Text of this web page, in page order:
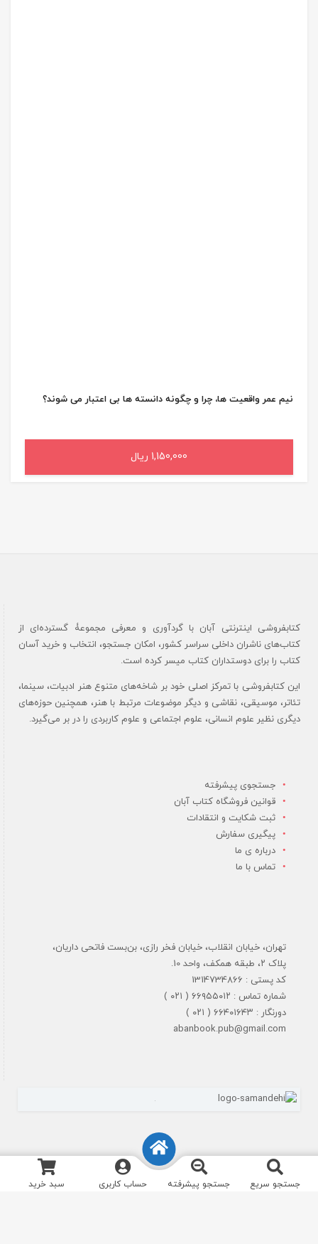
نیم عمر واقعیت ها، چرا و چگونه دانسته ها بی اعتبار می شوند؟
1,150,000 ریال
افزودن به سبد خرید
کتابفروشی اینترنتی آبان با گردآوری و معرفی مجموعۀ گسترده‌ای از
کتاب‌های ناشران داخلی سراسر کشور، امکان جستجو، انتخاب و خرید آسان
کتاب را برای دوستداران کتاب میسر کرده است.
این کتابفروشی با تمرکز اصلی خود بر شاخه‌های متنوع هنر ادبیات، سینما،
تئاتر، موسیقی، نقاشی و دیگر موضوعات مرتبط با هنر، همچنین حوزه‌های
دیگری نظیر علوم انسانی، علوم اجتماعی و علوم کاربردی را در بر می‌گیرد.
جستجوی پیشرفته
قوانین فروشگاه کتاب آبان
ثبت شکایت و انتقادات
پیگیری سفارش
درباره ی ما
تماس با ما
تهران، خیابان انقلاب، خیابان فخر رازی، بن‌بست فاتحی داریان،
پلاک ۲، طبقه همکف، واحد 10.
کد پستی : 1314734866
شماره تماس : ۶۶۹۵۵۰۱۲ ( ۰۲۱ )
دورنگار : ۶۶۴۰۱۶۴۳ ( ۰۲۱ )
abanbook.pub@gmail.com
جستجو سریع جستجو پیشرفته حساب کاربری سبد خرید